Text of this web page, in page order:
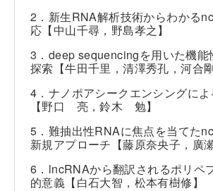
2．新生RNA解析技術からわかる
応【中山千尋，野島孝之】
3．deep sequencingを用いた機
探索【牛田千里，清澤秀孔，河合剛
4．ナノポアシークエンシングに
【野口 亮，鈴木 勉】
5．難抽出性RNAに焦点を当てた
新規アプローチ【藤原奈央子，廣瀬
6．lncRNAから翻訳されるポリペ
的意義【白石大智，松本有樹修】